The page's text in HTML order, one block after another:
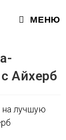
МЕНЮ
Айхерб